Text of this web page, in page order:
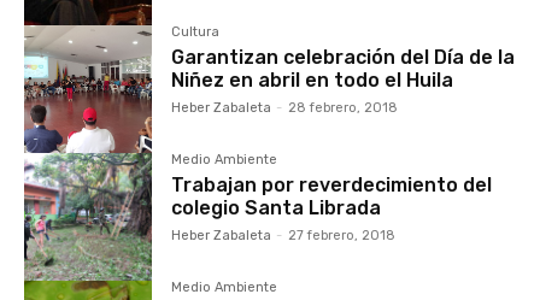
Cultura
Garantizan celebración del Día de la
Niñez en abril en todo el Huila
Heber Zabaleta - 28 febrero, 2018
Medio Ambiente
Trabajan por reverdecimiento del
colegio Santa Librada
Heber Zabaleta - 27 febrero, 2018
Medio Ambiente